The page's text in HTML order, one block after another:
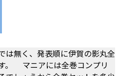
は無く、発表順に伊賀の影丸全
。 マニアには全巻コンプリ